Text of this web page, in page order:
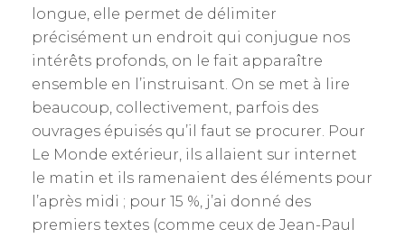
longue, elle permet de délimiter
précisément un endroit qui conjugue nos
intérêts profonds, on le fait apparaître
ensemble en l’instruisant. On se met à lire
beaucoup, collectivement, parfois des
ouvrages épuisés qu’il faut se procurer. Pour
Le Monde extérieur, ils allaient sur internet
le matin et ils ramenaient des éléments pour
l’après midi ; pour 15 %, j’ai donné des
premiers textes (comme ceux de Jean-Paul